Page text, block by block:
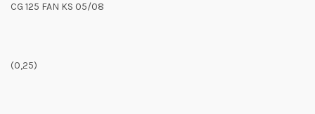
CG 125 FAN KS 05/08
(0,25)